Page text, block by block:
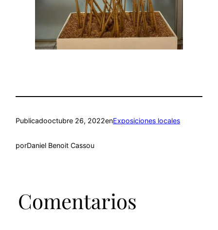
Publicadooctubre 26, 2022enExposiciones locales
porDaniel Benoit Cassou
Comentarios